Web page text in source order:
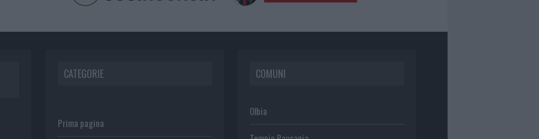
CATEGORIE
Prima pagina
COMUNI
Olbia